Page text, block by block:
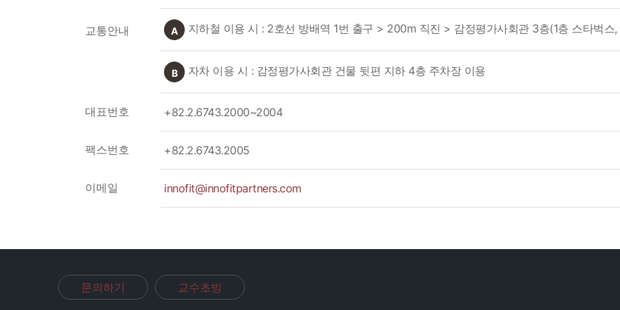
교통안내 A 지하철 이용 시 : 2호선 방배역 1번 출구 > 200m 직진 > 감정평가사회관 3층(1층 스타벅스
B 자차 이용 시 : 감정평가사회관 건물 뒷편 지하 4층 주차장 이용
대표번호 +82.2.6743.2000~2004
팩스번호 +82.2.6743.2005
이메일 innofit@innofitpartners.com
문의하기 교수초빙